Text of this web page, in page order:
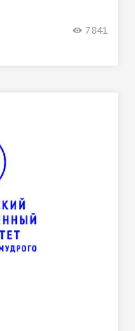
7841